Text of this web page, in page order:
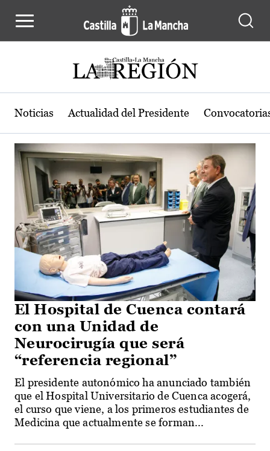
Actualidad de la región de Castilla-
Noticias Actualidad del Presidente
El Hospital de Cuenca contará
con una Unidad de
Neurocirugía que será
“referencia regional”
El presidente autonómico ha anunciado también
que el Hospital Universitario de Cuenca acogerá,
el curso que viene, a los primeros estudiantes de
Medicina que actualmente se forman...